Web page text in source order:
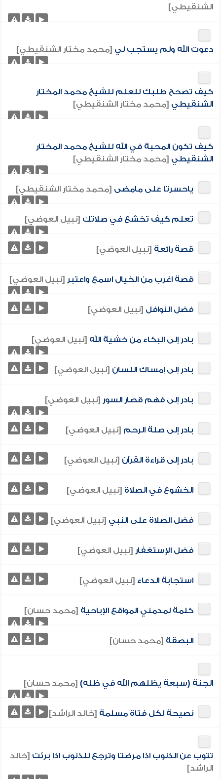
الشنقيطي]
دعوت الله ولم يستجب لي [محمد مختار الشنقيطي]
كيف تصحح طلبك للعلم للشيخ محمد المختار
الشنقيطي [محمد مختار الشنقيطي]
كيف تكون المحبة في الله للشيخ محمد المختار
الشنقيطي [محمد مختار الشنقيطي]
ياحسرتا على مامضى [محمد مختار الشنقيطي]
تعلم كيف تخشع في صلاتك [نبيل العوضي]
قصة رائعة [نبيل العوضي]
قصة اغرب من الخيال اسمع واعتبر [نبيل العوضي]
فضل النوافل [نبيل العوضي]
بادر إلى البكاء من خشية الله [نبيل العوضي]
بادر إلى إمساك اللسان [نبيل العوضي]
بادر إلى فهم قصار السور [نبيل العوضي]
بادر إلى صلة الرحم [نبيل العوضي]
بادر إلى قراءة القرآن [نبيل العوضي]
الخشوع في الصلاة [نبيل العوضي]
فضل الصلاة على النبي [نبيل العوضي]
فضل الإستغفار [نبيل العوضي]
استجابة الدعاء [نبيل العوضي]
كلمة لمدمني المواقع الإباحية [محمد حسان]
البصقة [محمد حسان]
الجنة (سبعة يظلهم الله في ظله) [محمد حسان]
نصيحة لكل فتاة مسلمة [خالد الراشد]
تتوب عن الذنوب اذا مرضتا وترجع للذنوب اذا برئت [خالد
الراشد]